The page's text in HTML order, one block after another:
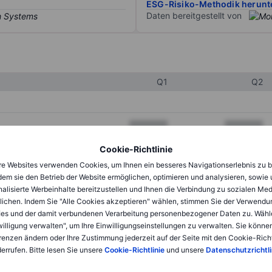
Cookie-Richtlinie
Websites verwenden Cookies, um Ihnen ein besseres Navigationserlebnis zu
sie den Betrieb der Website ermöglichen, optimieren und analysieren, sowie
Werbeinhalte bereitzustellen und Ihnen die Verbindung zu sozialen
Indem Sie "Alle Cookies akzeptieren" wählen, stimmen Sie der
und der damit verbundenen Verarbeitung personenbezogener Daten zu.
verwalten", um Ihre Einwilligungseinstellungen zu verwalten. Sie
ändern oder Ihre Zustimmung jederzeit auf der Seite mit den Cookie-
Bitte lesen Sie unsere Cookie-Richtlinieund unsere
ESG-Risiko-Methodik
Daten bereitgestellt von
Q1 Q2
XXXXXXX XXXXXXX
XXXXXXX
XXXXXXX XXXXXXX
XXXXXXX XXXXXXX
XXXXXXX XXXXXXX